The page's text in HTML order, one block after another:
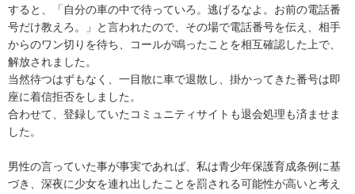
すると、「自分の車の中で待っていろ。逃げるなよ。お前の電話番
号だけ教えろ。」と言われたので、その場で電話番号を伝え、相手
からのワン切りを待ち、コールが鳴ったことを相互確認した上で、
解放されました。
当然待つはずもなく、一目散に車で退散し、掛かってきた番号は即
座に着信拒否をしました。
合わせて、登録していたコミュニティサイトも退会処理も済ませま
した。
男性の言っていた事が事実であれば、私は青少年保護育成条例に基
づき、深夜に少女を連れ出したことを罰される可能性が高いと考え